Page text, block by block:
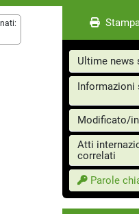
Ultime news
Informazioni
Modificato/
Atti
correlati
Parole